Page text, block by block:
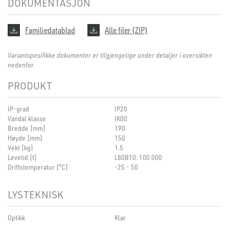
DOKUMENTASJON
Familiedatablad Alle filer (ZIP)
Variantspesifikke dokumenter er tilgjengelige under detaljer i oversikten
nedenfor.
PRODUKT
IP-grad
IP20
Vandal klasse
IK00
Bredde [mm]
190
Høyde [mm]
150
Vekt [kg]
1.5
Levetid [t]
L80B10: 100 000
Driftstemperatur [°C]
-25 - 50
LYSTEKNISK
Optikk Klar